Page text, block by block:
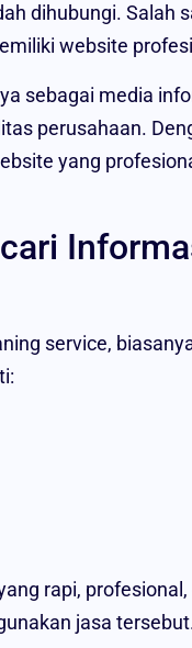
dihubungi. Salah
website
sebagai media
perusahaan.
yang
service,
rapi,
jasa